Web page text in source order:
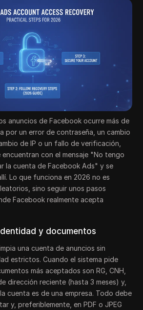
anuncios de Facebook ocurre más de
por un error de contraseña, un cambio
de IP o un fallo de verificación,
encuentran con el mensaje "No tengo
la cuenta de Facebook Ads" y se
Lo que funciona en 2026 no es
sino seguir unos pasos
Facebook realmente acepta
y documentos
una cuenta de anuncios sin
estrictos. Cuando el sistema pide
más aceptados son RG, CNH,
dirección reciente (hasta 3 meses) y,
cuenta es de una empresa. Todo debe
y, preferiblemente, en PDF o JPEG